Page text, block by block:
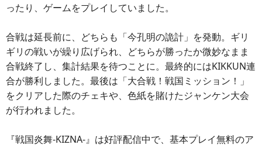
ったり、ゲームをプレイしていました。
合戦は延長前に、どちらも「今孔明の詭計」を発動。ギリ
ギリの戦いが繰り広げられ、どちらが勝ったか微妙なまま
合戦終了し、集計結果を待つことに。最終的にはKIKKUN連
合が勝利しました。最後は「大合戦！戦国ミッション！」
をクリアした際のチェキや、色紙を賭けたジャンケン大会
が行われました。
『戦国炎舞-KIZNA-』は好評配信中で、基本プレイ無料のア